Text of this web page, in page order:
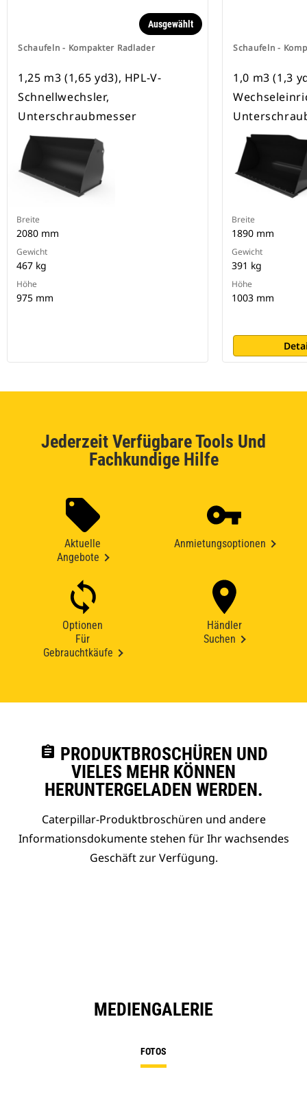
Schaufeln - Kompakter Radlader
Ausgewählt
1,25 m3 (1,65 yd3), HPL-V-
Schnellwechsler,
Unterschraubmesser
Breite
2080 mm
Gewicht
467 kg
Höhe
975 mm
Schaufeln -
1,0 m3 (1,3
Breite
1890 mm
Gewicht
391 kg
Höhe
1003 mm
Jederzeit Verfügbare Tools Und
Fachkundige Hilfe
Aktuelle
Angebote
Anmietungsoptionen
Optionen
Für
Gebrauchtkäufe
Händler
Suchen
assignment PRODUKTBROSCHÜREN UND
VIELES MEHR KÖNNEN
HERUNTERGELADEN WERDEN.
Caterpillar-Produktbroschüren und andere
Informationsdokumente stehen für Ihr wachsendes
Geschäft zur Verfügung.
MEDIENGALERIE
FOTOS